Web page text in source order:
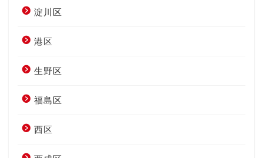
淀川区
港区
生野区
福島区
西区